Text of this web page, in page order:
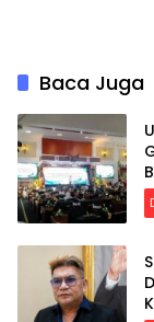
Baca Juga